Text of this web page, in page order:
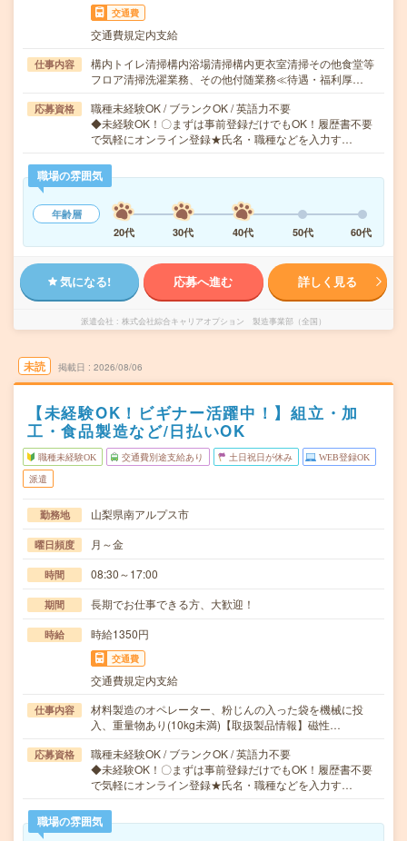
交通費
交通費規定内支給
仕事内容
構内トイレ清掃構内浴場清掃構内更衣室清掃その他食堂等
フロア清掃洗濯業務、その他付随業務≪待遇・福利厚…
応募資格
職種未経験OK / ブランクOK / 英語力不要
◆未経験OK！〇まずは事前登録だけでもOK！履歴書不要
で気軽にオンライン登録★氏名・職種などを入力す…
職場の雰囲気
年齢層
20代
30代 40代 50代 60代
気になる! 応募へ進む 詳しく見る
派遣会社 株式会社綜合キャリアオプション 製造事業部（全国）
未読 掲載日 2026/08/06
【未経験OK！ビギナー活躍中！】組立・加
工・食品製造など/日払いOK
職種未経験OK 交通費別途支給あり 土日祝日が休み WEB登録OK
派遣
勤務地 山梨県南アルプス市
曜日頻度 月～金
時間 08:30～17:00
期間 長期でお仕事できる方、大歓迎！
時給 時給1350円
交通費
交通費規定内支給
仕事内容
材料製造のオペレーター、粉じんの入った袋を機械に投
入、重量物あり(10kg未満)【取扱製品情報】磁性…
応募資格
職種未経験OK / ブランクOK / 英語力不要
◆未経験OK！〇まずは事前登録だけでもOK！履歴書不要
で気軽にオンライン登録★氏名・職種などを入力す…
職場の雰囲気